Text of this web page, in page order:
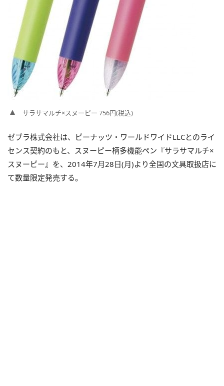
サラサマルチ×スヌーピー 756円(税込)
ゼブラ株式会社は、ピーナッツ・ワールドワイドLLCとのライ
センス契約のもと、スヌーピー柄多機能ペン『サラサマルチ×
スヌーピー』を、2014年7月28日(月)より全国の文具取扱店に
て数量限定発売する。